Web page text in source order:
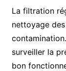
La filtration
nettoyage
surveiller la
bon